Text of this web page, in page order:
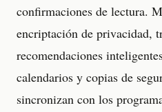
confirmaciones de lectura.
encriptación de privacidad,
recomendaciones
calendarios y copias de
sincronizan con los